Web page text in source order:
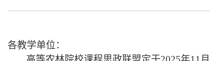
各教学单位：